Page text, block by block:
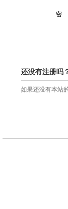
密
还没有注册吗
如果还没有本站